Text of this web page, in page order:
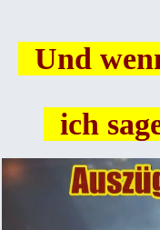
Und
ich